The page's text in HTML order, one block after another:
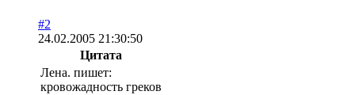
#2
24.02.2005 21:30:50
Цитата
Лена. пишет:
кровожадность греков